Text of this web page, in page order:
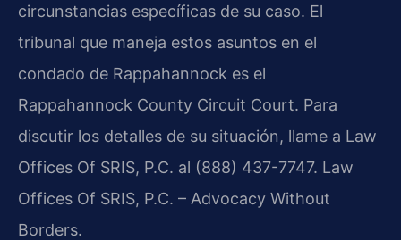
circunstancias específicas de su caso. El
tribunal que maneja estos asuntos en el
condado de Rappahannock es el
Rappahannock County Circuit Court. Para
discutir los detalles de su situación, llame a Law
Offices Of SRIS, P.C. al (888) 437-7747. Law
Offices Of SRIS, P.C. – Advocacy Without
Borders.